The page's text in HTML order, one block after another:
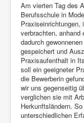
Am vierten Tag des
Berufsschule in
Praxiseinrichtungen,
verbrachten, anhand
dadurch
gespeichert und
Praxisaufenthalt in
soll ein geeigneter
die Bewerberin
wir uns gegenseitig
verglichen sie mit
Herkunftsländern.
unterschiedlichen